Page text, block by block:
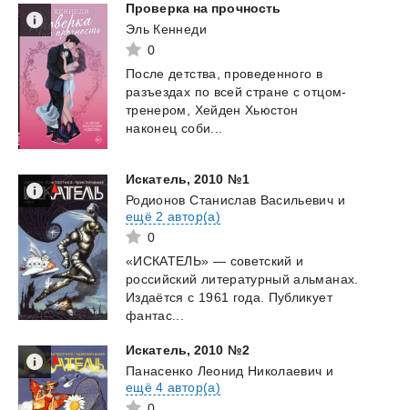
Проверка на прочность
Эль Кеннеди
0
После детства, проведенного в
разъездах по всей стране с отцом-
тренером, Хейден Хьюстон
наконец соби...
Искатель, 2010 №1
Родионов Станислав Васильевич и
ещё 2 автор(а)
0
«ИСКАТЕЛЬ» — советский и
российский литературный альманах.
Издаётся с 1961 года. Публикует
фантас...
Искатель, 2010 №2
Панасенко Леонид Николаевич и
ещё 4 автор(а)